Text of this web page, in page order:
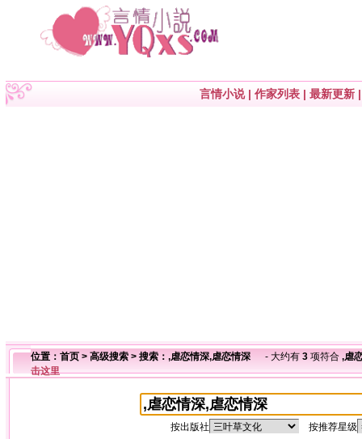
言情小说| 作家列表 | 最新更新
位置： 首页 > 高级搜索 > 搜索：,虐恋情深,虐恋情深 - 大约有 3 项符合 ,虐
击这里
按出版社 按推荐星级